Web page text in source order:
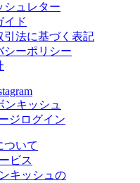
シュレター
イド
引法に基づく表記
シーポリシー
ジログイン
ついて
ビス
キッシュの